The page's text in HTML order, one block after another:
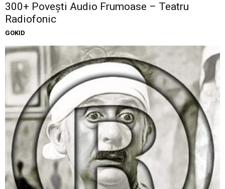
300+ Povești Audio Frumoase – Teatru
Radiofonic
GOKID